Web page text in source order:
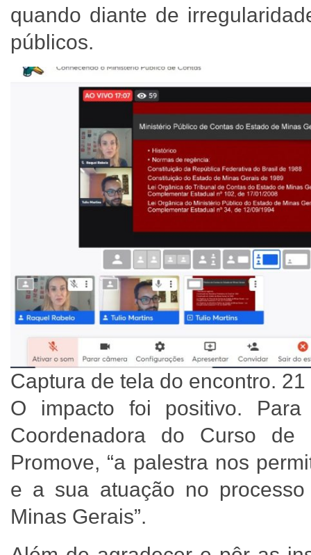
quando diante de
públicos.
Captura de tela do encontro.
O impacto foi positivo.
Coordenadora do Curso de
Promove, “a palestra nos
e a sua atuação no
Minas Gerais”.